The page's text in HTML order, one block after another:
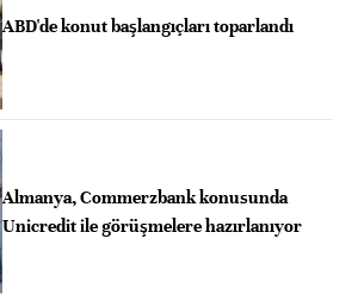
ABD'de konut başlangıçları toparlandı
Almanya, Commerzbank konusunda
Unicredit ile görüşmelere hazırlanıyor